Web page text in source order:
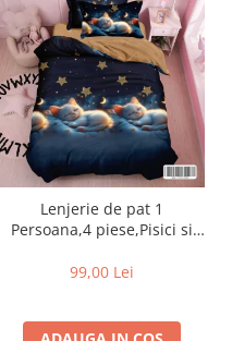
Lenjerie de pat 1
Persoana,4 piese,Pisici si
99,00 Lei